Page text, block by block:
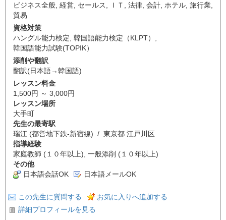
ビジネス全般 経営 セールス ＩＴ 法律 会計 ホテル 旅行業
貿易
資格対策
ハングル能力検定 韓国語能力検定（KLPT）
韓国語能力試験(TOPIK）
添削や翻訳
翻訳(日本語→韓国語)
レッスン料金
1,500円 ～ 3,000円
レッスン場所
大手町
先生の最寄駅
瑞江 (都営地下鉄-新宿線) / 東京都 江戸川区
指導経験
家庭教師 (１０年以上), 一般添削 (１０年以上)
その他
日本語会話OK
日本語メールOK
この先生に質問する
お気に入りへ追加する
詳細プロフィールを見る